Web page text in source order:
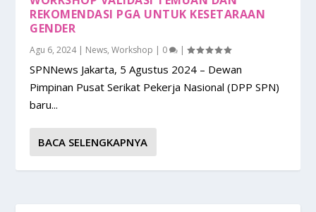
REKOMENDASI PGA UNTUK KESETARAAN
GENDER
Agu 6, 2024| News,Workshop | 0 |
SPNNews Jakarta, 5 Agustus 2024 – Dewan
Pimpinan Pusat Serikat Pekerja Nasional (DPP SPN)
baru...
BACA SELENGKAPNYA